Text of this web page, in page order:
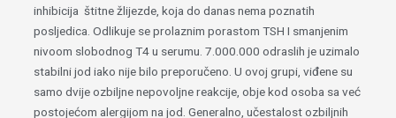
inhibicija štitne žlijezde, koja do danas nema poznatih
posljedica. Odlikuje se prolaznim porastom TSH I smanjenim
nivoom slobodnog T4 u serumu. 7.000.000 odraslih je uzimalo
stabilni jod iako nije bilo preporučeno. U ovoj grupi, viđene su
samo dvije ozbiljne nepovoljne reakcije, obje kod osoba sa već
postojećom alergijom na jod. Generalno, učestalost ozbiljnih